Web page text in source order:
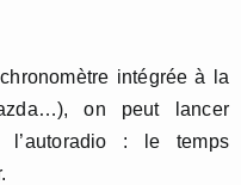
intégrée à la
on peut lancer
l’autoradio : le temps